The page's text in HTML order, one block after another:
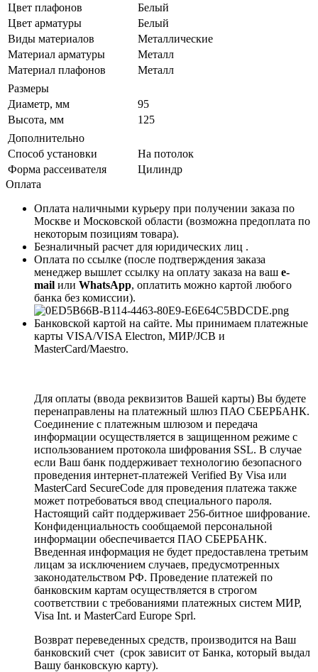
Цвет плафонов
Белый
Цвет арматуры
Белый
Виды материалов
Металлические
Материал арматуры
Металл
Материал плафонов
Металл
Размеры
Диаметр, мм
95
Высота, мм
125
Дополнительно
Способ установки
На потолок
Форма рассеивателя
Цилиндр
Оплата
Оплата наличными курьеру при получении заказа по
Москве и Московской области (возможна предоплата по
некоторым позициям товара).
Безналичный расчет для юридических лиц .
Оплата по ссылке (после подтверждения заказа
менеджер вышлет ссылку на оплату заказа на ваш e-
mail или WhatsApp, оплатить можно картой любого
банка без комиссии).
Банковской картой на сайте. Мы принимаем платежные
карты VISA/VISA Electron, МИР/JCB и
MasterCard/Maestro.
Для оплаты (ввода реквизитов Вашей карты) Вы будете
перенаправлены на платежный шлюз ПАО СБЕРБАНК.
Соединение с платежным шлюзом и передача
информации осуществляется в защищенном режиме с
использованием протокола шифрования SSL. В случае
если Ваш банк поддерживает технологию безопасного
проведения интернет-платежей Verified By Visa или
MasterCard SecureCode для проведения платежа также
может потребоваться ввод специального пароля.
Настоящий сайт поддерживает 256-битное шифрование.
Конфиденциальность сообщаемой персональной
информации обеспечивается ПАО СБЕРБАНК.
Введенная информация не будет предоставлена третьим
лицам за исключением случаев, предусмотренных
законодательством РФ. Проведение платежей по
банковским картам осуществляется в строгом
соответствии с требованиями платежных систем МИР,
Visa Int. и MasterCard Europe Sprl.
Возврат переведенных средств, производится на Ваш
банковский счет (срок зависит от Банка, который выдал
Вашу банковскую карту).